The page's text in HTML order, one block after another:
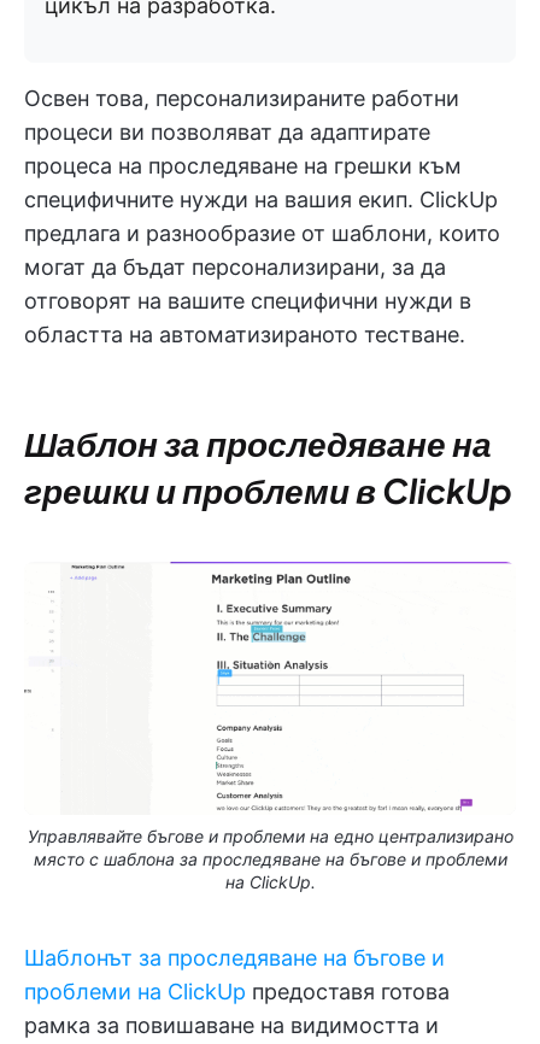
цикъл на разработка.
Освен това, персонализираните работни
процеси ви позволяват да адаптирате
процеса на проследяване на грешки към
специфичните нужди на вашия екип. ClickUp
предлага и разнообразие от шаблони, които
могат да бъдат персонализирани, за да
отговорят на вашите специфични нужди в
областта на автоматизираното тестване.
Шаблон за проследяване на
грешки и проблеми в ClickUp
Управлявайте бъгове и проблеми на едно централизирано
място с шаблона за проследяване на бъгове и проблеми
на ClickUp.
Шаблонът за проследяване на бъгове и
проблеми на ClickUp предоставя готова
рамка за повишаване на видимостта и